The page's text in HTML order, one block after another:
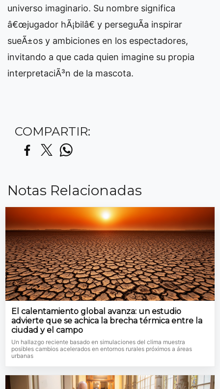
universo imaginario. Su nombre significa
â€œjugador hÃ¡bilâ€ y perseguÃ­a inspirar
sueÃ±os y ambiciones en los espectadores,
invitando a que cada quien imagine su propia
interpretaciÃ³n de la mascota.
COMPARTIR:
Notas Relacionadas
El calentamiento global avanza: un estudio
advierte que se achica la brecha térmica entre la
ciudad y el campo
Un hallazgo reciente basado en simulaciones del clima muestra
posibles cambios acelerados en entornos rurales próximos a áreas
urbanas